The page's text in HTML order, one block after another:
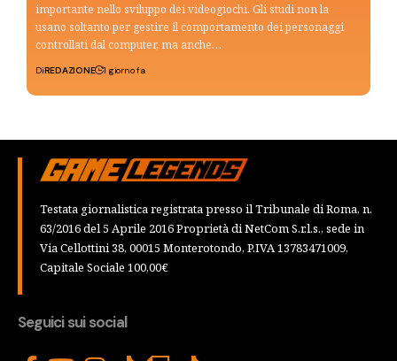
importante nello sviluppo dei videogiochi. Gli studi non la
usano soltanto per gestire il comportamento dei personaggi
controllati dal computer, ma anche…
DiREDAZIONE 1 giorno fa
Testata giornalistica registrata presso il Tribunale di Roma, n.
63/2016 del 5 Aprile 2016 Proprietà di NetCom S.r.l.s., sede in
Via Cellottini 38, 00015 Monterotondo, P.IVA 13783471009,
Capitale Sociale 100,00€
Seguici sui social